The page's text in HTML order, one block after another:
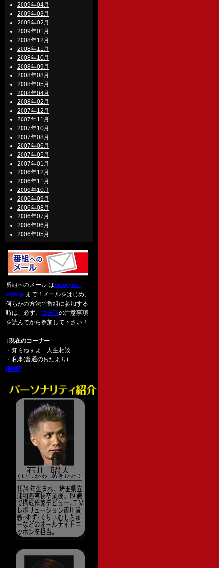
2009年04月
2009年03月
2009年02月
2009年01月
2008年12月
2008年11月
2008年10月
2008年09月
2008年08月
2008年05月
2008年04月
2008年02月
2007年12月
2007年11月
2007年10月
2007年08月
2007年06月
2007年05月
2007年01月
2006年12月
2006年11月
2006年10月
2006年09月
2006年08月
2006年07月
2006年06月
2006年05月
番組へのメール は biho@be-
side.jp まで！メールをはじめ、
何らかの方法で番組に参加する
時は、必ず、 コチラの注意事項
を読んでから参加して下さい！
↓現在のコーナー
・知らねぇよ！人生相談
・私事(普通のおたより)
[詳細]